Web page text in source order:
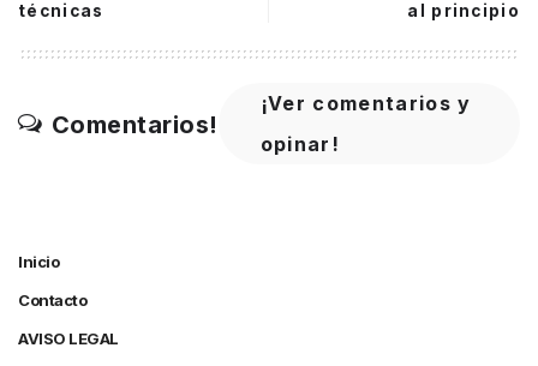
técnicas
al principio
Comentarios!
¡Ver comentarios y
opinar!
Inicio
Contacto
AVISO LEGAL